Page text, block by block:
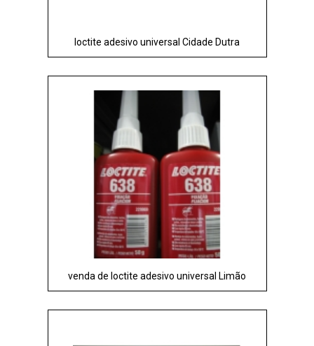
loctite adesivo universal Cidade Dutra
venda de loctite adesivo universal Limão